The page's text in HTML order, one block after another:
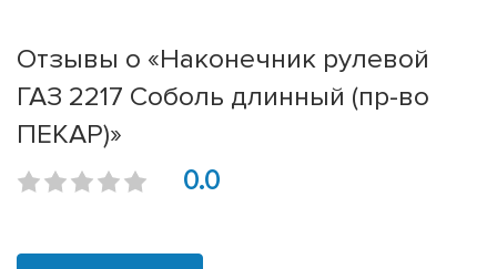
Отзывы о «Наконечник рулевой
ГАЗ 2217 Соболь длинный (пр-во
ПЕКАР)»
0.0